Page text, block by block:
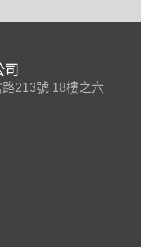
213號 18樓之六